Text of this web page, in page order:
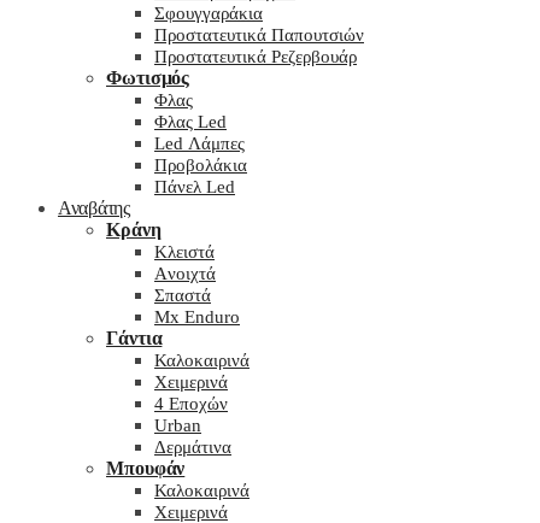
Σφουγγαράκια
Προστατευτικά Παπουτσιών
Προστατευτικά Ρεζερβουάρ
Φωτισμός
Φλας
Φλας Led
Led Λάμπες
Προβολάκια
Πάνελ Led
Αναβάτης
Κράνη
Kλειστά
Aνοιχτά
Σπαστά
Mx Enduro
Γάντια
Καλοκαιρινά
Χειμερινά
4 Εποχών
Urban
Δερμάτινα
Μπουφάν
Καλοκαιρινά
Χειμερινά